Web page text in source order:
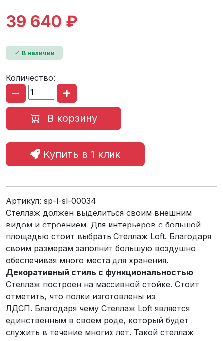
39 640 ₽
В наличии
Количество:
В корзину
Купить в 1 клик
Артикул: sp-l-sl-00034
Стеллаж должен выделиться своим внешним
видом и строением. Для интерьеров с большой
площадью стоит выбрать Стеллаж Loft. Благодаря
своим размерам заполнит большую воздушно
обеспечивая много места для хранения.
Декоративный стиль с функциональностью
Стеллаж построен на массивной стойке. Стоит
отметить, что полки изготовлены из
ЛДСП. Благодаря чему Стеллаж Loft является
единственным в своем роде, который будет
служить в течение многих лет. Такой стеллаж